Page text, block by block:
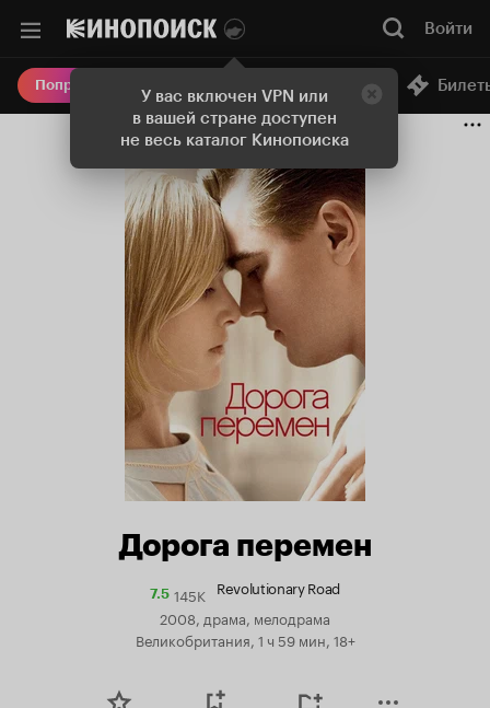
У вас включен VPN или
в вашей стране доступен
не весь каталог Кинопоиска
Войти
Попробовать Плюс Онлайн-кинотеатр
Дорога перемен
7.5Рейтинг
Кинопоиска
145K Revolutionary Road
2008, драма, мелодрама
Великобритания, 1 ч 59 мин, 18+